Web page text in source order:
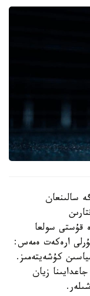
سالىنعان
قۇستى سولعا
ارەكەت ەمەس:
كۇشەيتەمىز.
زيان